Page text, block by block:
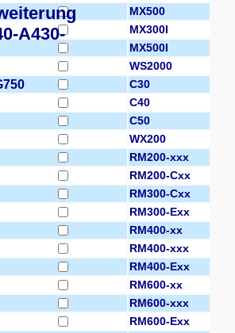
MX500
MX300I
MX500I
WS2000
C30
C40
C50
WX200
RM200-xxx
RM200-Cxx
RM300-Cxx
RM300-Exx
RM400-xx
RM400-xxx
RM400-Exx
RM600-xx
RM600-xxx
RM600-Exx
A430-